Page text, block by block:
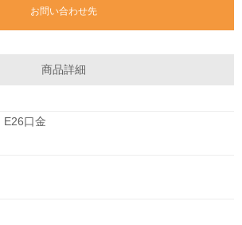
お問い合わせ先
商品詳細
口金